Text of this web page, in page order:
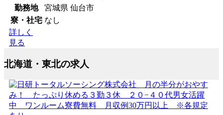
勤務地
宮城県 仙台市
寮・社宅 なし
詳しく
見る
北海道・東北の求人